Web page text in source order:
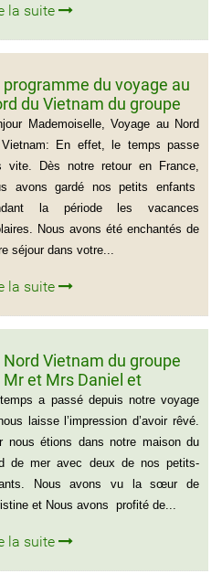
la suite
programme du voyage au
du Vietnam du groupe
Madame Jacqueline
Mademoiselle, Voyage au Nord
En effet, le temps passe
vite. Dès notre retour en France,
avons gardé nos petits enfants
la période les vacances
Nous avons été enchantés de
séjour dans votre...
la suite
Nord Vietnam du groupe
Mr et Mrs Daniel et
temps a passé depuis notre voyage
laisse l’impression d’avoir rêvé.
nous étions dans notre maison du
de mer avec deux de nos petits-
Nous avons vu la sœur de
et Nous avons profité de...
la suite